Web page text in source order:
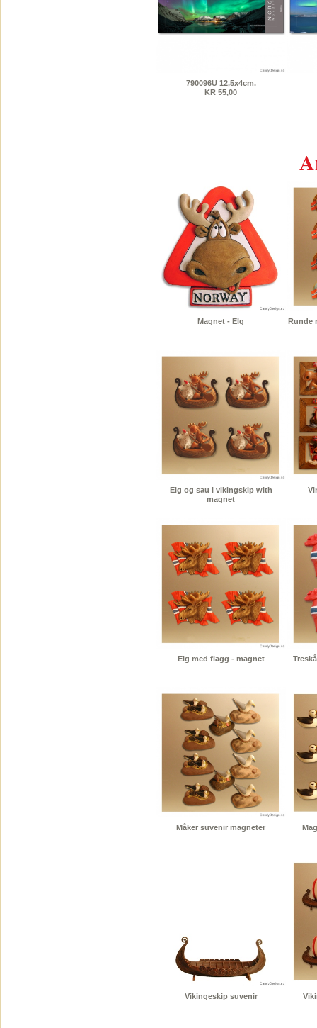
790096U 12,5x4cm.
KR 55,00
Magnet - Elg Runde
Elg og sau i vikingskip with
magnet
Elg med flagg - magnet
Måker suvenir magneter
Vikingeskip suvenir